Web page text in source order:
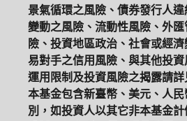
景氣循環之風險、債券發行人
變動之風險、流動性風險、外
險、投資地區政治、社會或經
易對手之信用風險、與其他投
運用限制及投資風險之揭露請詳
本基金包含新臺幣、美元、人
別，如投資人以其它非本基金